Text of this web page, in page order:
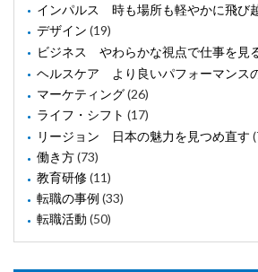
インパルス 時も場所も軽やかに飛び
デザイン (19)
ビジネス やわらかな視点で仕事を見
ヘルスケア より良いパフォーマンス
マーケティング(26)
ライフ・シフト (17)
リージョン 日本の魅力を見つめ直す
働き方(73)
教育研修(11)
転職の事例 (33)
転職活動 (50)